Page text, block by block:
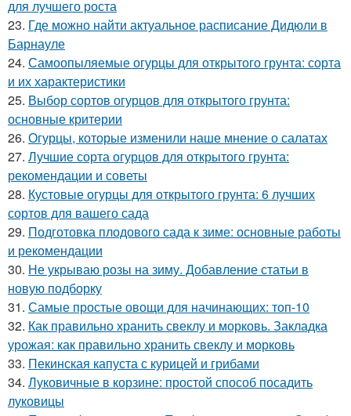
для лучшего роста
23. Где можно найти актуальное расписание Дидюли в
Барнауле
24. Самоопыляемые огурцы для открытого грунта: сорта
и их характеристики
25. Выбор сортов огурцов для открытого грунта:
основные критерии
26. Огурцы, которые изменили наше мнение о салатах
27. Лучшие сорта огурцов для открытого грунта:
рекомендации и советы
28. Кустовые огурцы для открытого грунта: 6 лучших
сортов для вашего сада
29. Подготовка плодового сада к зиме: основные работы
и рекомендации
30. Не укрываю розы на зиму. Добавление статьи в
новую подборку
31. Самые простые овощи для начинающих: топ-10
32. Как правильно хранить свеклу и морковь. Закладка
урожая: как правильно хранить свеклу и морковь
33. Пекинская капуста с курицей и грибами
34. Луковичные в корзине: простой способ посадить
луковицы